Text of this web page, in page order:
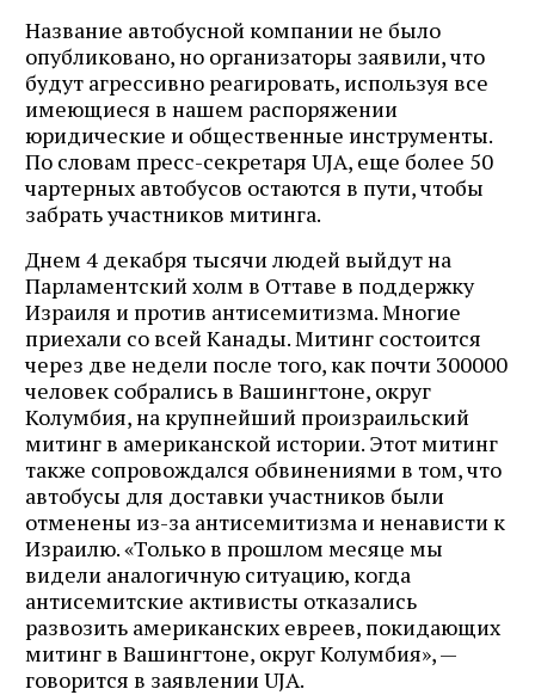
Название автобусной компании не было
опубликовано, но организаторы заявили, что
будут агрессивно реагировать, используя все
имеющиеся в нашем распоряжении
юридические и общественные инструменты.
По словам пресс-секретаря UJA, еще более 50
чартерных автобусов остаются в пути, чтобы
забрать участников митинга.
Днем 4 декабря тысячи людей выйдут на
Парламентский холм в Оттаве в поддержку
Израиля и против антисемитизма. Многие
приехали со всей Канады. Митинг состоится
через две недели после того, как почти 300000
человек собрались в Вашингтоне, округ
Колумбия, на крупнейший произраильский
митинг в американской истории. Этот митинг
также сопровождался обвинениями в том, что
автобусы для доставки участников были
отменены из-за антисемитизма и ненависти к
Израилю. «Только в прошлом месяце мы
видели аналогичную ситуацию, когда
антисемитские активисты отказались
развозить американских евреев, покидающих
митинг в Вашингтоне, округ Колумбия», —
говорится в заявлении UJA.